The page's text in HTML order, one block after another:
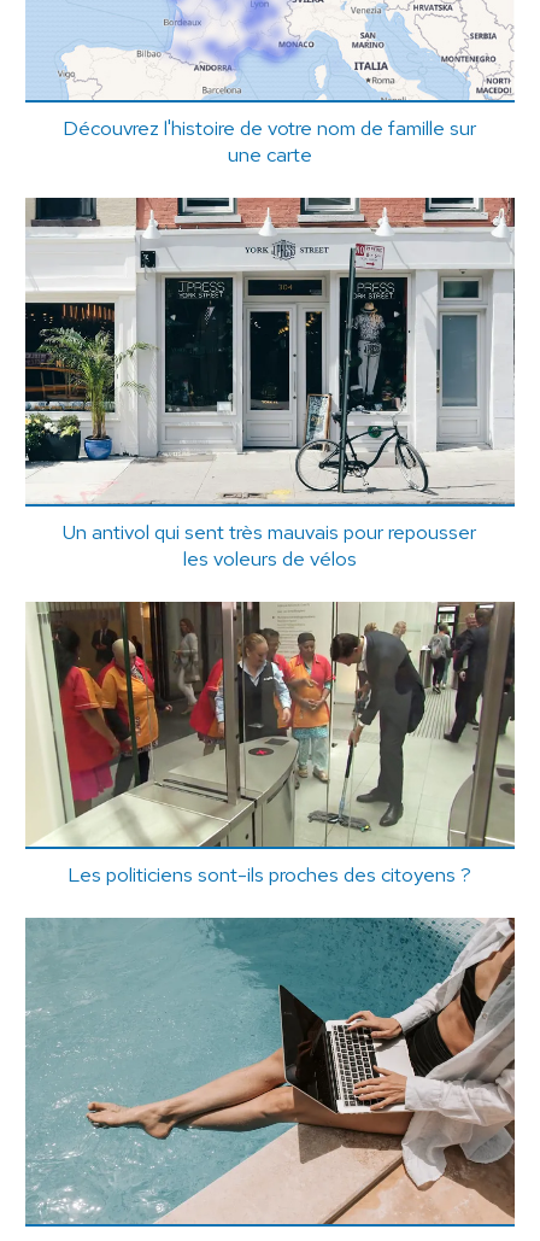
Découvrez l'histoire de votre nom de famille sur
une carte
Un antivol qui sent très mauvais pour repousser
les voleurs de vélos
Les politiciens sont-ils proches des citoyens ?